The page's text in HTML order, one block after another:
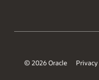
© 2026 Oracle Privacy